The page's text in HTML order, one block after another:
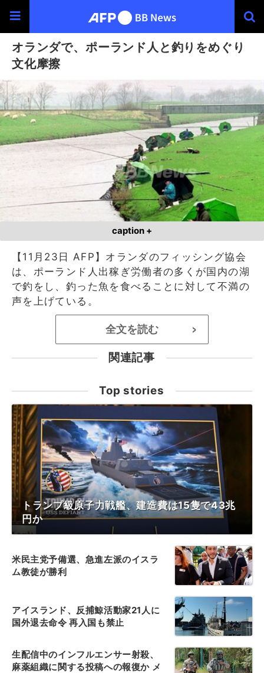
オランダで、ポーランド人と釣りをめぐり
文化摩擦
caption +
【11月23日 AFP】オランダのフィッシング協会
は、ポーランド人出稼ぎ労働者の多くが国内の湖
で釣をし、釣った魚を食べることに対して不満の
声を上げている。
全文を読む >
関連記事
Top stories
トランプ級原子力戦艦、建造費は15隻で43兆
円か
米民主党予備選、急進左派のイスラ
ム教徒が勝利
アイスランド、反捕鯨活動家21人に
国外退去命令 再入国も禁止
生配信中のインフルエンサー射殺、
麻薬組織に関する投稿への報復か メ